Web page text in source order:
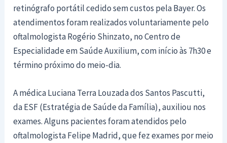
retinógrafo portátil cedido sem custos pela Bayer. Os
atendimentos foram realizados voluntariamente pelo
oftalmologista Rogério Shinzato, no Centro de
Especialidade em Saúde Auxilium, com início às 7h30 e
término próximo do meio-dia.
A médica Luciana Terra Louzada dos Santos Pascutti,
da ESF (Estratégia de Saúde da Família), auxiliou nos
exames. Alguns pacientes foram atendidos pelo
oftalmologista Felipe Madrid, que fez exames por meio